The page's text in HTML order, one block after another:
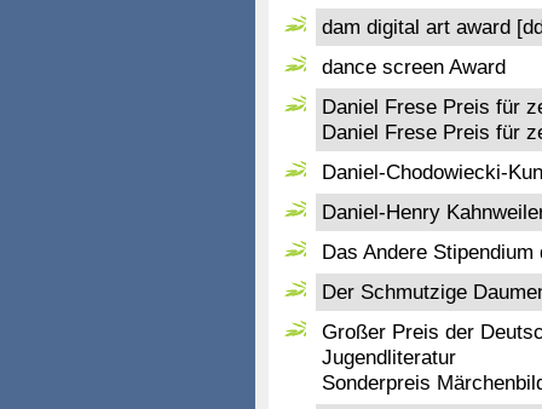
dam digital art award
dance screen Award
Daniel Frese Preis für
Daniel Frese Preis für
Daniel-Chodowiecki-
Daniel-Henry
Das Andere
Der Schmutzige
Großer Preis der
Jugendliteratur
Sonderpreis